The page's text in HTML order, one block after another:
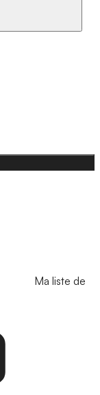
Ma liste de